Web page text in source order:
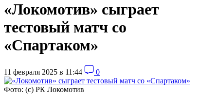
«Локомотив» сыграет
тестовый матч со
«Спартаком»
11 февраля 2025 в 11:44 0
Фото: (с) РК Локомотив